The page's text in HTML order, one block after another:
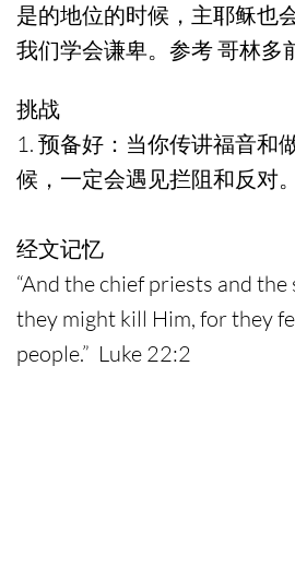
是的地位的时候，主耶稣也
我们学会谦卑。参考 哥林多
挑战
1. 预备好：当你传讲福音和
候，一定会遇见拦阻和反对。
经文记忆
“And the chief priests and
they might kill Him, for they
people.” Luke 22:2